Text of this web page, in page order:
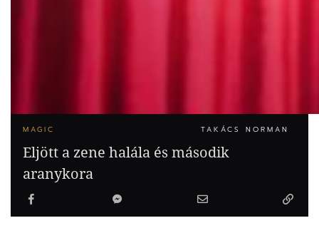
MAGIC TAKÁCS NORMAN
Eljött a zene halála és második
aranykora